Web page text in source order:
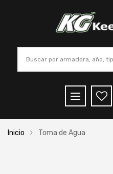
Inicio Toma de Agua